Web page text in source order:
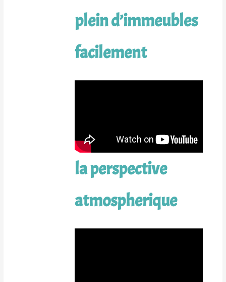
plein d’immeubles
facilement
la perspective
atmospherique